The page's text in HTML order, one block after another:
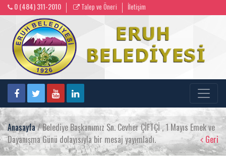
0 (484) 311-2010 Talep ve Öneri İletişim
Anasayfa/ Belediye Başkanımız Sn. Cevher ÇİFTÇİ , 1 Mayıs Emek ve
Dayanışma Günü dolayısıyla bir mesaj yayımladı.
Geri